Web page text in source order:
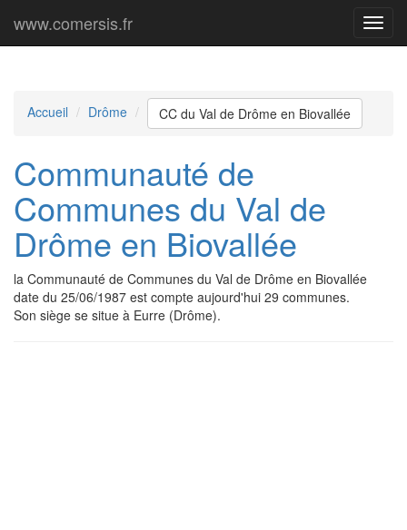
Menu
www.comersis.fr
Accueil Drôme CC du Val de Drôme en Biovallée
Communauté de
Communes du Val de
Drôme en Biovallée
la Communauté de Communes du Val de Drôme en Biovallée
date du 25/06/1987 est compte aujourd'hui 29 communes.
Son siège se situe à Eurre (Drôme).